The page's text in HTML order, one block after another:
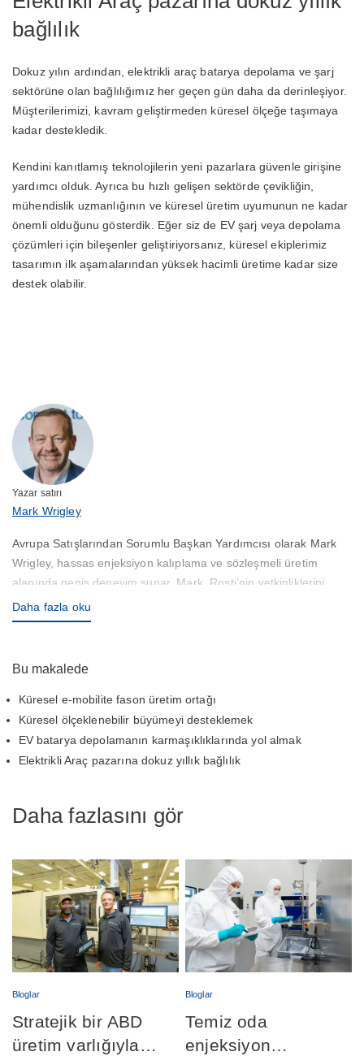
bağlılık
Dokuz yılın ardından, elektrikli araç batarya depolama ve şarj
sektörüne olan bağlılığımız her geçen gün daha da derinleşiyor.
Müşterilerimizi, kavram geliştirmeden küresel ölçeğe taşımaya
kadar destekledik.
Kendini kanıtlamış teknolojilerin yeni pazarlara güvenle girişine
yardımcı olduk. Ayrıca bu hızlı gelişen sektörde çevikliğin,
mühendislik uzmanlığının ve küresel üretim uyumunun ne kadar
önemli olduğunu gösterdik. Eğer siz de EV şarj veya depolama
çözümleri için bileşenler geliştiriyorsanız, küresel ekiplerimiz
tasarımın ilk aşamalarından yüksek hacimli üretime kadar size
destek olabilir.
Yazar satırı
Mark Wrigley
Avrupa Satışlarından Sorumlu Başkan Yardımcısı olarak Mark
Wrigley, hassas enjeksiyon kalıplama ve sözleşmeli üretim
alanında geniş deneyim sunar. Mark, Rosti’nin yetkinliklerini
Avrupa ve küresel müşteri ihtiyaçlarıyla uyumlu hale getirmede
önemli bir rol oynar ve yüksek kaliteli çözümler ile hızlı hizmet
Daha fazla oku
Bu makalede
Küresel e-mobilite fason üretim ortağı
Küresel ölçeklenebilir büyümeyi desteklemek
EV batarya depolamanın karmaşıklıklarında yol almak
Elektrikli Araç pazarına dokuz yıllık bağlılık
Daha fazlasını gör
Bloglar
Stratejik bir ABD
üretim varlığıyla
Bloglar
Temiz oda
enjeksiyon